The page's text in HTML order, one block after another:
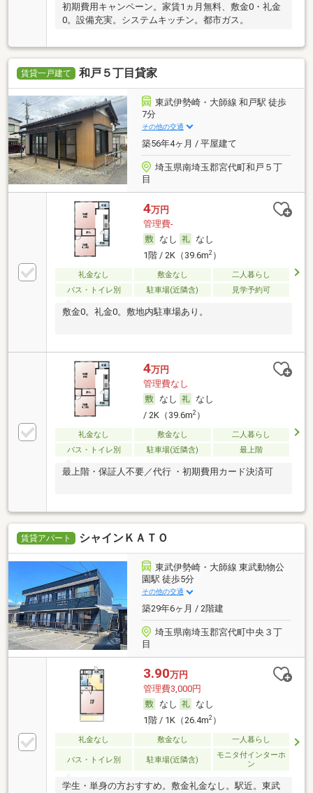
初期費用キャンペーン。家賃1ヵ月無料、敷金0・礼金
0。設備充実。システムキッチン。都市ガス。
賃貸一戸建て 和戸５丁目貸家
東武伊勢崎・大師線 和戸駅 徒歩
7分
その他の交通
築56年4ヶ月 / 平屋建て
埼玉県南埼玉郡宮代町和戸５丁
目
4万円
管理費-
なし
なし
1階 / 2K（39.6m2）
礼金なし 敷金なし
二人暮らし
バス・トイレ別
駐車場(近隣含) 見学予約可
敷金0。礼金0。敷地内駐車場あり。
4万円
管理費なし
なし
なし
/ 2K（39.6m2）
礼金なし 敷金なし
二人暮らし
バス・トイレ別
駐車場(近隣含) 最上階
最上階・保証人不要／代行 ・初期費用カード決済可
賃貸アパート シャインＫＡＴＯ
東武伊勢崎・大師線 東武動物公
園駅 徒歩5分
その他の交通
築29年6ヶ月 / 2階建
埼玉県南埼玉郡宮代町中央３丁
目
3.90万円
管理費3,000円
なし
なし
1階 / 1K（26.4m2）
礼金なし 敷金なし 一人暮らし
バス・トイレ別 駐車場(近隣含)
モニタ付インターホ
ン
学生・単身の方おすすめ。敷金礼金なし。駅近。東武